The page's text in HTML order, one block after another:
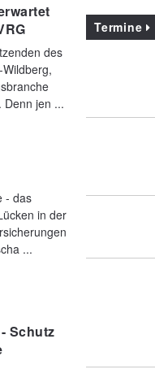
des
Denn jen ...
- das
in der
...
Schutz
Termine